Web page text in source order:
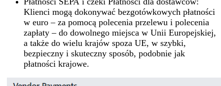
Klienci mogą dokonywać bezgotówkowych płatności
w euro – za pomocą polecenia przelewu i polecenia
zapłaty – do dowolnego miejsca w Unii Europejskiej,
a także do wielu krajów spoza UE, w szybki,
bezpieczny i skuteczny sposób, podobnie jak
płatności krajowe.